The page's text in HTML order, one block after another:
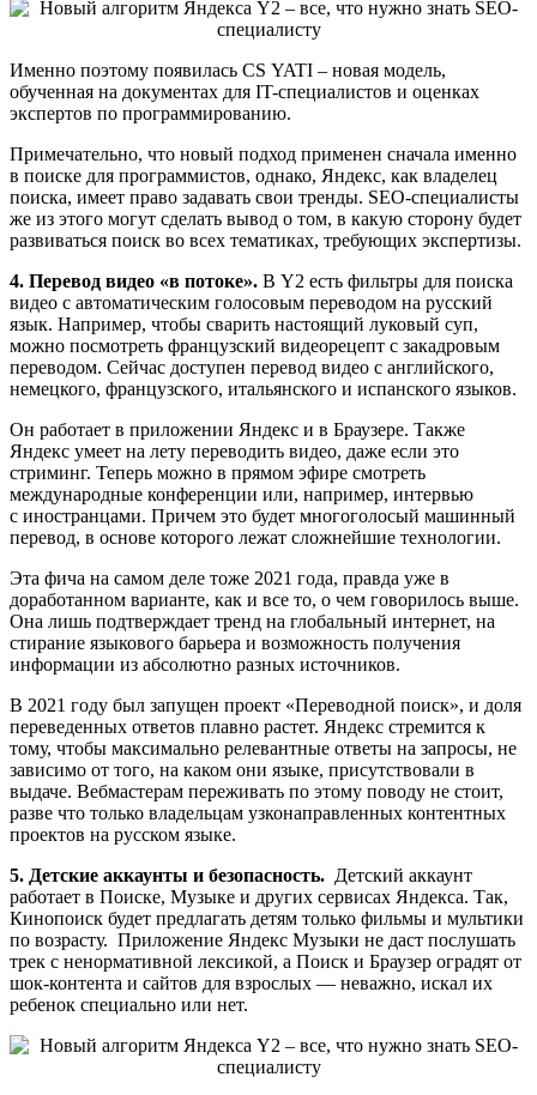
Именно поэтому появилась CS YATI – новая модель,
обученная на документах для IT-специалистов и оценках
экспертов по программированию.
Примечательно, что новый подход применен сначала именно
в поиске для программистов, однако, Яндекс, как владелец
поиска, имеет право задавать свои тренды. SEO-специалисты
же из этого могут сделать вывод о том, в какую сторону будет
развиваться поиск во всех тематиках, требующих экспертизы.
4. Перевод видео «в потоке». В Y2 есть фильтры для поиска
видео с автоматическим голосовым переводом на русский
язык. Например, чтобы сварить настоящий луковый суп,
можно посмотреть французский видеорецепт с закадровым
переводом. Сейчас доступен перевод видео с английского,
немецкого, французского, итальянского и испанского языков.
Он работает в приложении Яндекс и в Браузере. Также
Яндекс умеет на лету переводить видео, даже если это
стриминг. Теперь можно в прямом эфире смотреть
международные конференции или, например, интервью
с иностранцами. Причем это будет многоголосый машинный
перевод, в основе которого лежат сложнейшие технологии.
Эта фича на самом деле тоже 2021 года, правда уже в
доработанном варианте, как и все то, о чем говорилось выше.
Она лишь подтверждает тренд на глобальный интернет, на
стирание языкового барьера и возможность получения
информации из абсолютно разных источников.
В 2021 году был запущен проект «Переводной поиск», и доля
переведенных ответов плавно растет. Яндекс стремится к
тому, чтобы максимально релевантные ответы на запросы, не
зависимо от того, на каком они языке, присутствовали в
выдаче. Вебмастерам переживать по этому поводу не стоит,
разве что только владельцам узконаправленных контентных
проектов на русском языке.
5. Детские аккаунты и безопасность. Детский аккаунт
работает в Поиске, Музыке и других сервисах Яндекса. Так,
Кинопоиск будет предлагать детям только фильмы и мультики
по возрасту. Приложение Яндекс Музыки не даст послушать
трек с ненормативной лексикой, а Поиск и Браузер оградят от
шок-контента и сайтов для взрослых — неважно, искал их
ребенок специально или нет.